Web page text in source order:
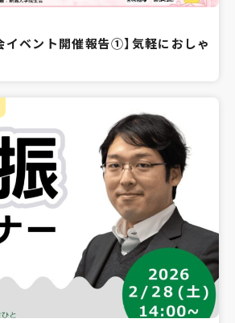
イベント開催報告①】気軽におしゃ